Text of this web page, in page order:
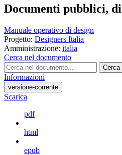
Documenti pubblici,
Manuale operativo di design
Progetto: Designers Italia
Amministrazione: italia
Cerca nel documento
Cerca
Informazioni
versione-corrente
Scarica
pdf
html
epub